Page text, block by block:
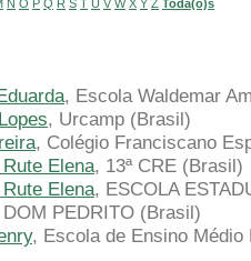
N O P Q R S T U V W X Y Z Toda(o)s
, Escola Waldemar
, Urcamp (Brasil)
, Colégio Franciscano
Elena, 13ª CRE (Brasil)
Elena, ESCOLA
PEDRITO (Brasil)
, Escola de Ensino Médio